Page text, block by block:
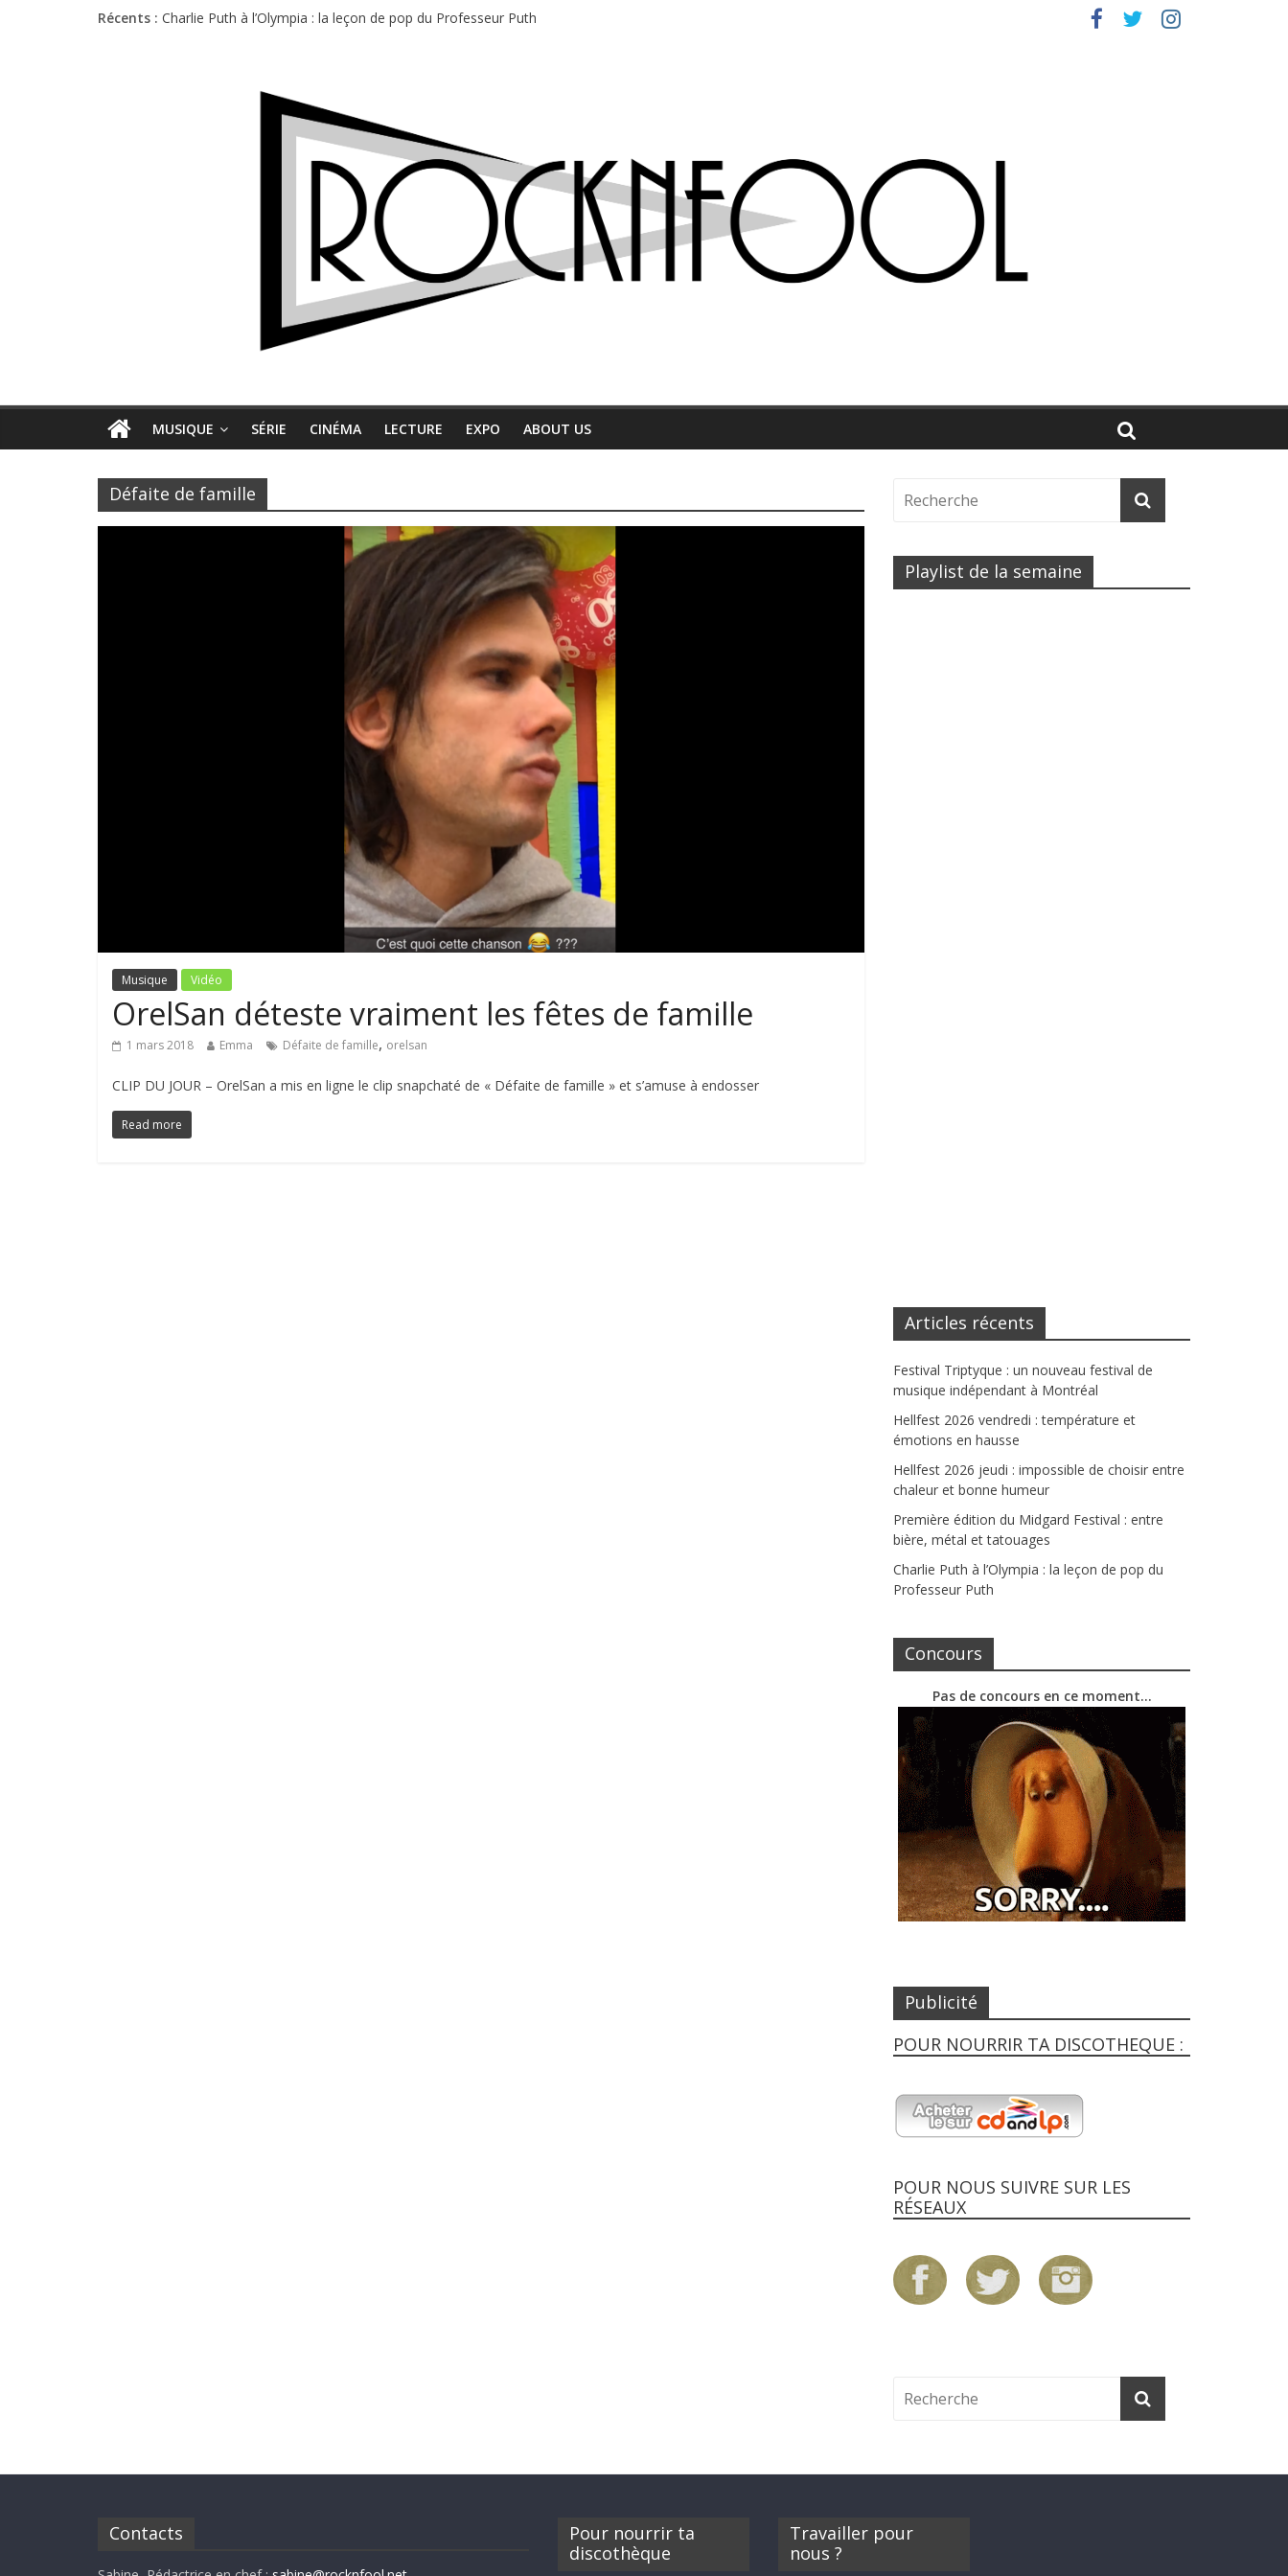
Récents : Charlie Puth à l’Olympia : la leçon de pop du Professeur Puth
Première édition du Midgard Festival : entre bière, métal et tatouages
MUSIQUE SÉRIE CINÉMA LECTURE EXPO ABOUT US
Défaite de famille
Musique Vidéo
OrelSan déteste vraiment les fêtes de famille
1 mars 2018 Emma Défaite de famille, orelsan
CLIP DU JOUR – OrelSan a mis en ligne le clip snapchaté de « Défaite de famille » et s’amuse à endosser
Read more
Playlist de la semaine
Articles récents
Festival Triptyque : un nouveau festival de
musique indépendant à Montréal
Hellfest 2026 vendredi : température et
émotions en hausse
Hellfest 2026 jeudi : impossible de choisir entre
chaleur et bonne humeur
Première édition du Midgard Festival : entre
bière, métal et tatouages
Charlie Puth à l’Olympia : la leçon de pop du
Professeur Puth
Concours
Pas de concours en ce moment…
Publicité
POUR NOURRIR TA DISCOTHEQUE :
POUR NOUS SUIVRE SUR LES
RÉSEAUX
Contacts
Pour nourrir ta
discothèque
Travailler pour
nous ?